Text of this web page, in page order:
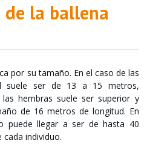
de la ballena
por su tamaño. En el caso de las
suele ser de 13 a 15 metros,
hembras suele ser superior y
de 16 metros de longitud. En
puede llegar a ser de hasta 40
individuo.